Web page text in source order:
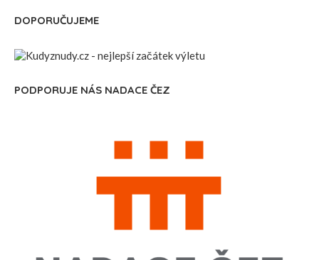
DOPORUČUJEME
PODPORUJE NÁS NADACE ČEZ